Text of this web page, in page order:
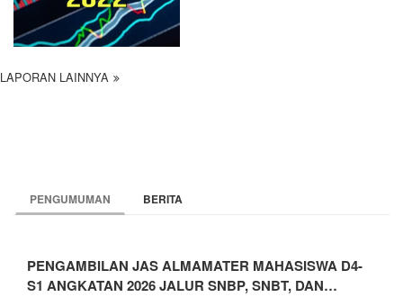
LAPORAN LAINNYA
PENGUMUMAN BERITA
PENGAMBILAN JAS ALMAMATER MAHASISWA D4-
S1 ANGKATAN 2026 JALUR SNBP, SNBT, DAN…